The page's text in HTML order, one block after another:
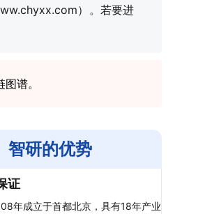
）。若要进
谱。
智研的优势
证
年成立于首都北京，具有18年产业